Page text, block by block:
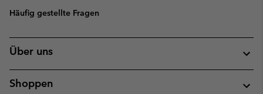
Häufig gestellte Fragen
Über uns
Shoppen